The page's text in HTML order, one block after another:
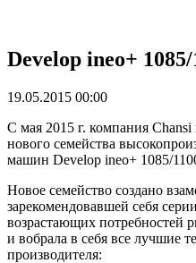
Develop ineo+
19.05.2015 00:00
С мая 2015 г. компания
нового семейства
машин Develop ineo+ 1085/
Новое семейство создано
зарекомендовавшей себя
возрастающих потребностей
и вобрала в себя все лучшие
производителя: